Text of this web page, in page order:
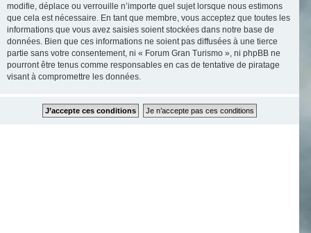
modifie, déplace ou verrouille n’importe quel sujet lorsque nous estimons
que cela est nécessaire. En tant que membre, vous acceptez que toutes les
informations que vous avez saisies soient stockées dans notre base de
données. Bien que ces informations ne soient pas diffusées à une tierce
partie sans votre consentement, ni « Forum Gran Turismo », ni phpBB ne
pourront être tenus comme responsables en cas de tentative de piratage
visant à compromettre les données.